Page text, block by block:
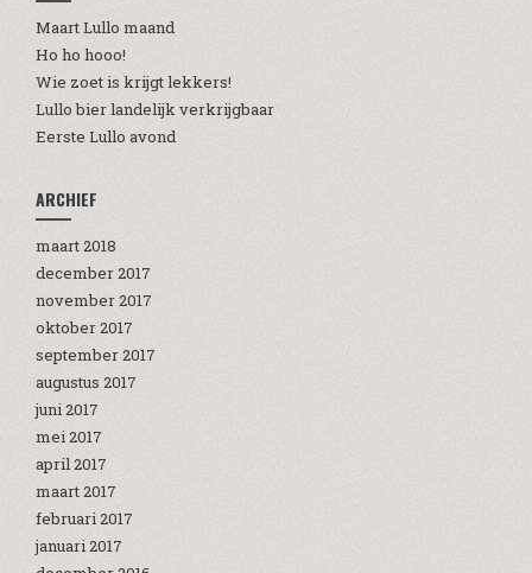
Maart Lullo maand
Ho ho hooo!
Wie zoet is krijgt lekkers!
Lullo bier landelijk verkrijgbaar
Eerste Lullo avond
ARCHIEF
maart 2018
december 2017
november 2017
oktober 2017
september 2017
augustus 2017
juni 2017
mei 2017
april 2017
maart 2017
februari 2017
januari 2017